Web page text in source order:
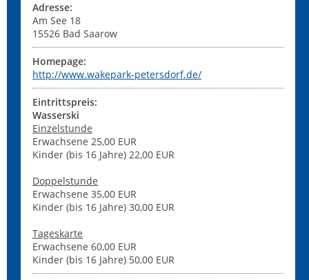
Adresse:
Am See 18
15526 Bad Saarow
Homepage:
http://www.wakepark-petersdorf.de/
Eintrittspreis:
Wasserski
Einzelstunde
Erwachsene 25,00 EUR
Kinder (bis 16 Jahre) 22,00 EUR
Doppelstunde
Erwachsene 35,00 EUR
Kinder (bis 16 Jahre) 30,00 EUR
Tageskarte
Erwachsene 60,00 EUR
Kinder (bis 16 Jahre) 50,00 EUR